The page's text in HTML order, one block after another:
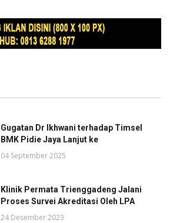
Gugatan Dr Ikhwani terhadap Timsel
BMK Pidie Jaya Lanjut ke
04 September 2025
Klinik Permata Trienggadeng Jalani
Proses Survei Akreditasi Oleh LPA
24 Desember 2023